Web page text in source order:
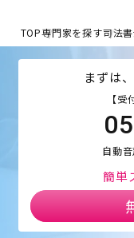
TOP専門家を探す司法
まずは
【
自動
簡単